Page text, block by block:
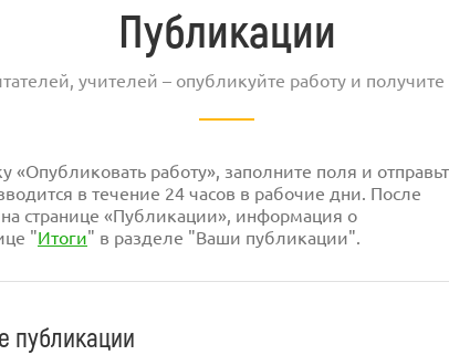
Публикации
учителей – опубликуйте работу и получите
работу», заполните поля и
в течение 24 часов в рабочие дни. После
странице «Публикации», информация о
"Итоги" в разделе "Ваши публикации".
публикации